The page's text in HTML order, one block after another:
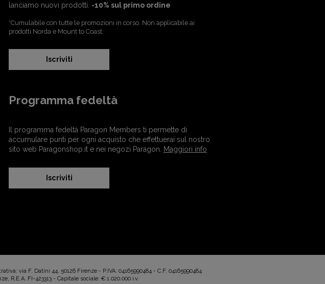
lanciamo nuovi prodotti. -10% sul primo ordine
*Cumulabile con tutte le promozioni in corso. Non applicabile ai
prodotti Norda e Mount to Coast.
Iscriviti
Programma fedeltà
Il programma fedeltà Paragon Members ti permette di
accumulare punti per ogni acquisto che effettuerai sul nostro
sito web Paragonshop.it e nei negozi Paragon. Maggiori info
Iscriviti
via F. Datini 44, 50126 Firenze - P.IVA: 04165990484 - C.F. 04165990484
R.E.A. FI-423313 - Capitale sociale: € 1.020.000 i.v.